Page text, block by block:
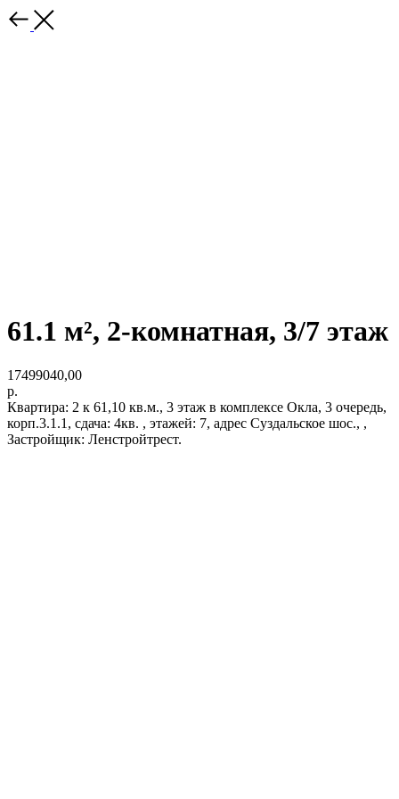
61.1 м², 2-комнатная, 3/7 этаж
17499040,00
р.
Квартира: 2 к 61,10 кв.м., 3 этаж в комплексе Окла, 3 очередь,
корп.3.1.1, сдача: 4кв. , этажей: 7, адрес Суздальское шос., ,
Застройщик: Ленстройтрест.